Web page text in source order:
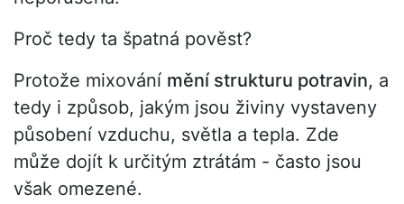
Proč tedy ta špatná pověst?
Protože mixování mění strukturu potravin, a
tedy i způsob, jakým jsou živiny vystaveny
působení vzduchu, světla a tepla. Zde
může dojít k určitým ztrátám - často jsou
však omezené.